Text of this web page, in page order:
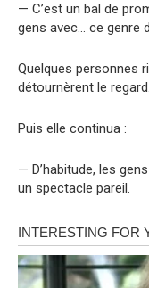
— C’est un bal de
gens avec… ce genre
Quelques personnes
détournèrent le
Puis elle continua :
— D’habitude, les
un spectacle pareil.